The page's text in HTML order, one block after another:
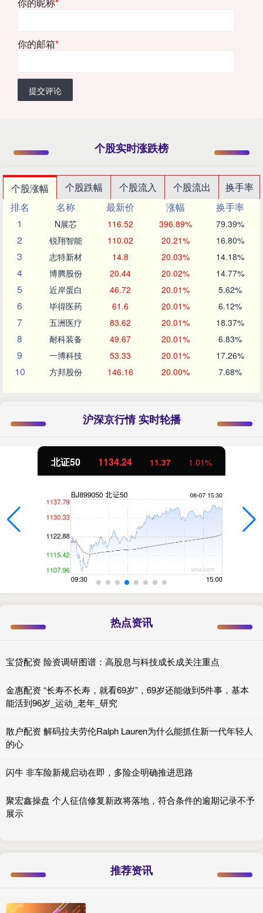
你的昵称*
你的邮箱*
提交评论
个股实时涨跌榜
个股涨幅 个股跌幅 个股流入 个股流出
换手率
排名
名称 最新价 涨幅
换手率
1
N展芯 116.52 396.89% 79.39%
2 锐翔智能 110.02 20.21% 16.80%
3 志特新材 14.8 20.03% 14.18%
4 博腾股份 20.44 20.02% 14.77%
5 近岸蛋白 46.72 20.01% 5.62%
6 毕得医药 61.6 20.01% 6.12%
7 五洲医疗 83.62 20.01% 18.37%
8 耐科装备 49.67 20.01% 6.83%
9 一博科技 53.33 20.01% 17.26%
10 方邦股份 146.16 20.00% 7.68%
沪深京行情 实时轮播
北证50 1134.24 11.37 1.01%
热点资讯
宝贷配资 险资调研图谱：高股息与科技成长成关注重点
金惠配资 “长寿不长寿，就看69岁”，69岁还能做到5件事，基本
能活到96岁_运动_老年_研究
散户配资 解码拉夫劳伦Ralph Lauren为什么能抓住新一代年轻人
的心
闪牛 非车险新规启动在即，多险企明确推进思路
聚宏鑫操盘 个人征信修复新政将落地，符合条件的逾期记录不予
展示
推荐资讯